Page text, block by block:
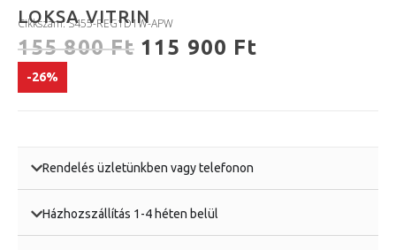
LOKSA VITRIN
Cikkszám: S455-REG1D1W-APW
155 800Ft 115 900 Ft
-26%
Rendelés üzletünkben vagy telefonon
Házhozszállítás 1-4 héten belül